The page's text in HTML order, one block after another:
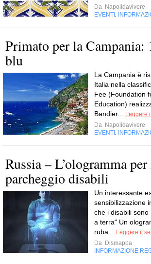
Da Napolidavivere
EVENTI
Primato per la Campania:
blu
La Campania è
Italia nella
Fee (Foundation
Education)
Bandier...
Leggere
Da Napolidavivere
EVENTI
Russia – L’ologramma
parcheggio disabili
Un interessante
sensibilizzazione
che i disabili
a terra" Un
ruba...
Leggere il
Da Dismappa
INFORMAZIONE